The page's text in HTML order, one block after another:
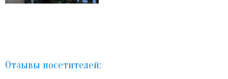
Отзывы посетителей: